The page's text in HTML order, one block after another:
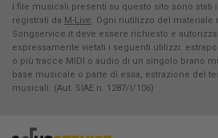
I file musicali presenti su questo sito sono stati
registrati da M-Live. Ogni riutilizzo del materiale
Songservice.it deve essere richiesto e
espressamente vietati i seguenti utilizzi:
o più tracce MIDI o audio di un singolo brano
base musicale o parte di essa, estrazione del
musicali. (Aut. SIAE n. 1287/I/106)